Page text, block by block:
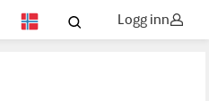
Logg inn